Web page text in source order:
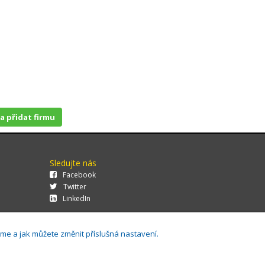
přidat firmu
Sledujte nás
Facebook
Twitter
LinkedIn
a jak můžete změnit příslušná nastavení.